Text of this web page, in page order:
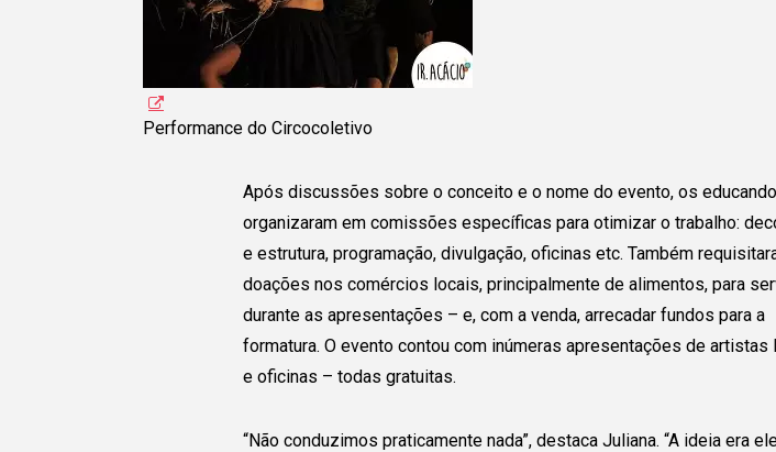
Performance do Circocoletivo
Após discussões sobre o conceito e o nome do evento, os
organizaram em comissões específicas para otimizar o trabalho:
e estrutura, programação, divulgação, oficinas etc. Também
doações nos comércios locais, principalmente de alimentos, para
durante as apresentações – e, com a venda, arrecadar fundos para a
formatura. O evento contou com inúmeras apresentações de artistas
e oficinas – todas gratuitas.
“Não conduzimos praticamente nada”, destaca Juliana. “A ideia era
em contato com você! Caso o
grupo tenha interesse,
acesso a seu contato para que
Autorizo o
inscrição
no diálogo